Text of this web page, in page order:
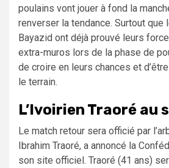
poulains vont jouer à fond la
renverser la tendance. Surtout que
Bayazid ont déjà prouvé leurs
extra-muros lors de la phase de
de croire en leurs chances et
le terrain.
L’Ivoirien Traoré au
Le match retour sera officié par
Ibrahim Traoré, a annoncé la
son site officiel. Traoré (41 ans)